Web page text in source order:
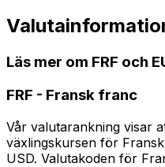
Läs mer om FRF och
FRF - Fransk franc
Vår valutarankning visar
växlingskursen för
USD. Valutakoden för